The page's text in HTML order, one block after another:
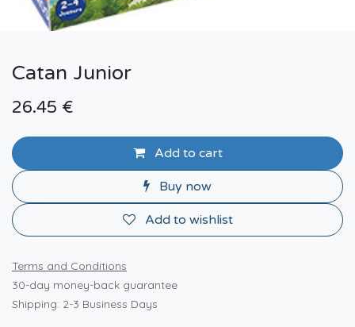
Catan Junior
26.45 €
Add to cart
Buy now
Add to wishlist
Terms and Conditions
30-day money-back guarantee
Shipping: 2-3 Business Days